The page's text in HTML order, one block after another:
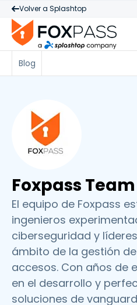
Volver a Splashtop
Blog
Foxpass Team
El equipo de Foxpass
ingenieros
ciberseguridad y
ámbito de la gestión
accesos. Con años de
en el desarrollo y
soluciones de